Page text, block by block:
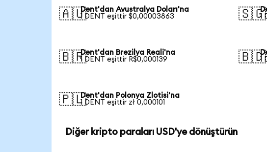
🇦🇺Dent'dan Avustralya Doları'na
1 DENT eşittir $0,00003863
🇸🇬
1
🇧🇷Dent'dan Brezilya Reali'na
1 DENT eşittir R$0,000139
🇧🇩
1
🇵🇱Dent'dan Polonya Zlotisi'na
1 DENT eşittir zł 0,000101
Diğer kripto paraları USD'ye dönüştürün